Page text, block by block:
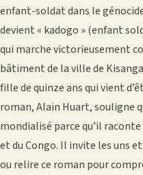
enfant-soldat dans le
devient « kadogo » (enfant
qui marche victorieusement
bâtiment de la ville de
fille de quinze ans qui vient
roman, Alain Huart, souligne
mondialisé parce qu’il
et du Congo. Il invite les uns
ou relire ce roman pour